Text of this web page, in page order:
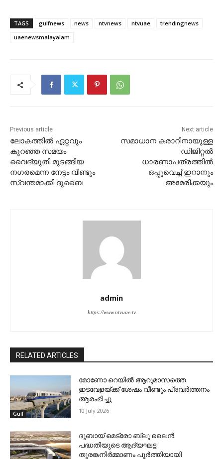
TAGS gulfnews news ntvnews ntvuae
trendingnews
uaenewsmalayalam
Previous article
ലോകത്തില്‍ ഏറ്റവും
കുറഞ്ഞ സമയം
വൈദ്യുതി മുടങ്ങിയ
നഗരമെന്ന നേട്ടം വീണ്ടും
സ്വന്തമാക്കി ദുബൈ
Next article
സമാധാന കരാറിനായുള്ള
ഡിജിറ്റല്‍
ധാരണാപത്രത്തില്‍
ഒപ്പുവെച്ച് ഇറാനും
അമേരിക്കയും
admin
https://www.ntvuae.tv
RELATED ARTICLES
Gulf
മോണോ റെയില്‍ ആറുമാസത്തെ
ഇടവേളയ്ക്ക് ശേഷം വീണ്ടും പ്രവര്‍ത്തനം
ആരംഭിച്ചു
10 July 2026
ദുബായ് മെട്രോ ബ്ലു ലൈന്‍
പദ്ധതിയുടെ ആദ്യഘട്ട
തുരങ്കനിര്‍മ്മാണം പൂര്‍ത്തിയായി